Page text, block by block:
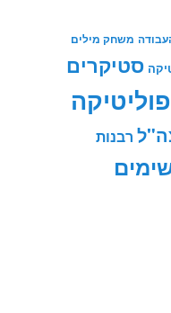
משחק מילים
סטיקרים
פוליטיקה
רבנות